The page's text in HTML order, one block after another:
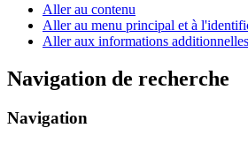
Aller au contenu
Aller au menu principal et à
Aller aux informations additionnelles
Navigation de recherche
Navigation